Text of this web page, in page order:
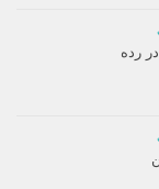
رده